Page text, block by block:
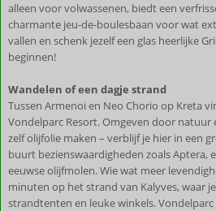
alleen voor volwassenen, biedt een
charmante jeu-de-boulesbaan voor wat
vallen en schenk jezelf een glas heerlijke
beginnen!
Wandelen of een dagje strand
Tussen Armenoi en Neo Chorio op Kreta
Vondelparc Resort. Omgeven door natuur
zelf olijfolie maken – verblijf je hier in een
buurt bezienswaardigheden zoals Aptera,
eeuwse olijfmolen. Wie wat meer
minuten op het strand van Kalyves, waar
strandtenten en leuke winkels.